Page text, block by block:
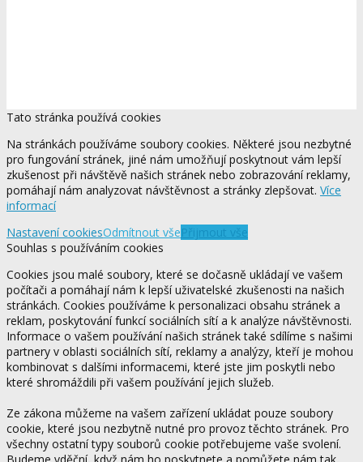
Tato stránka používá cookies
Na stránkách používáme soubory cookies. Některé jsou nezbytné
pro fungování stránek, jiné nám umožňují poskytnout vám lepší
zkušenost při návštěvě našich stránek nebo zobrazování reklamy,
pomáhají nám analyzovat návštěvnost a stránky zlepšovat. Více
informací
Nastavení cookiesOdmítnout všePřijmout vše
Souhlas s používáním cookies
Cookies jsou malé soubory, které se dočasně ukládají ve vašem
počítači a pomáhají nám k lepší uživatelské zkušenosti na našich
stránkách. Cookies používáme k personalizaci obsahu stránek a
reklam, poskytování funkcí sociálních sítí a k analýze návštěvnosti.
Informace o vašem používání našich stránek také sdílíme s našimi
partnery v oblasti sociálních sítí, reklamy a analýzy, kteří je mohou
kombinovat s dalšími informacemi, které jste jim poskytli nebo
které shromáždili při vašem používání jejich služeb.
Ze zákona můžeme na vašem zařízení ukládat pouze soubory
cookie, které jsou nezbytně nutné pro provoz těchto stránek. Pro
všechny ostatní typy souborů cookie potřebujeme vaše svolení.